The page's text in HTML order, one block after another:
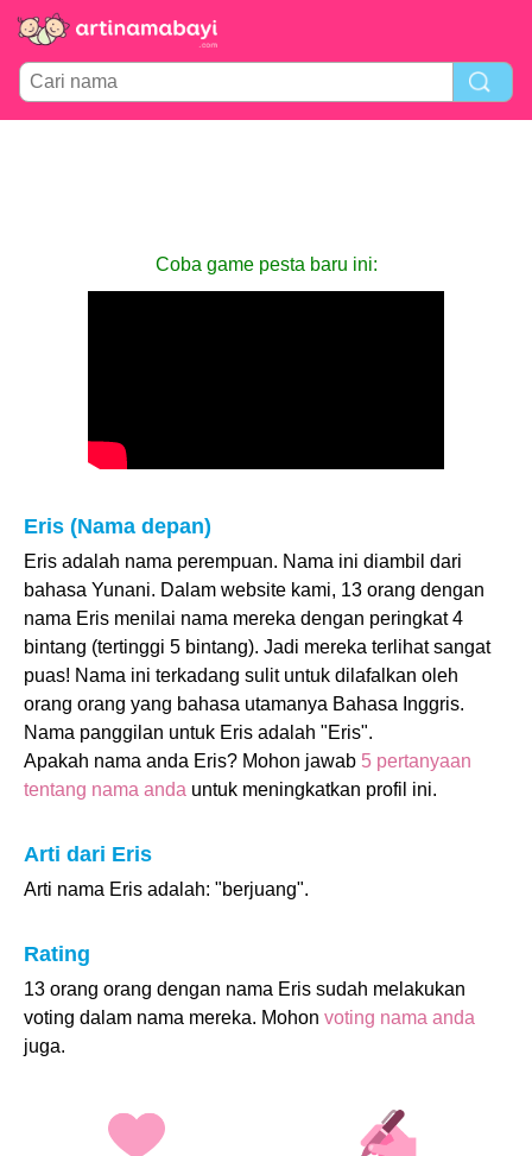
Coba game pesta baru ini:
Eris (Nama depan)
Eris adalah nama perempuan. Nama ini diambil dari
bahasa Yunani. Dalam website kami, 13 orang dengan
nama Eris menilai nama mereka dengan peringkat 4
bintang (tertinggi 5 bintang). Jadi mereka terlihat sangat
puas! Nama ini terkadang sulit untuk dilafalkan oleh
orang orang yang bahasa utamanya Bahasa Inggris.
Nama panggilan untuk Eris adalah "Eris".
Apakah nama anda Eris? Mohon jawab 5 pertanyaan
tentang nama anda untuk meningkatkan profil ini.
Arti dari Eris
Arti nama Eris adalah: "berjuang".
Rating
13 orang orang dengan nama Eris sudah melakukan
voting dalam nama mereka. Mohon voting nama anda
juga.